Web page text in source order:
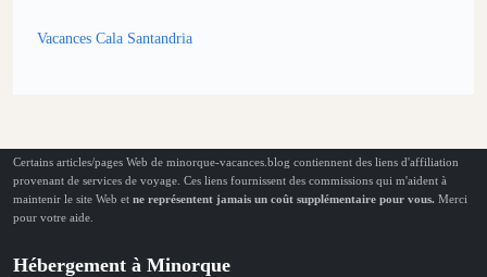
Vacances Cala Santandria
Certains articles/pages Web de minorque-vacances.blog contiennent des liens d'affiliation
provenant de services de voyage. Ces liens fournissent des commissions qui m'aident à
maintenir le site Web et ne représentent jamais un coût supplémentaire pour vous. Merci
pour votre aide.
Hébergement à Minorque